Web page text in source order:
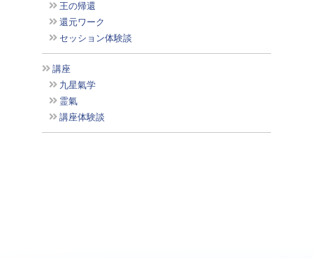
王の帰還
還元ワーク
セッション体験談
講座
九星氣学
霊氣
講座体験談